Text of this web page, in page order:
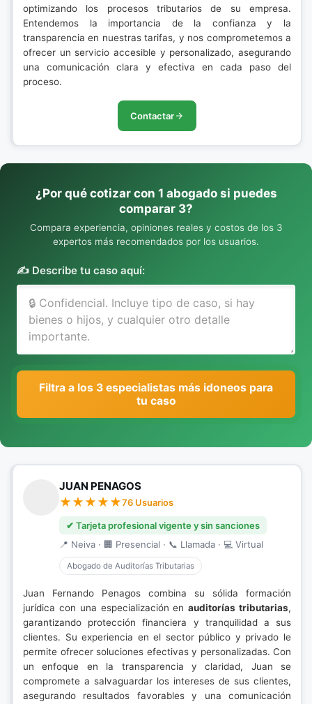
optimizando los procesos tributarios de su empresa.
Entendemos la importancia de la confianza y la
transparencia en nuestras tarifas, y nos comprometemos a
ofrecer un servicio accesible y personalizado, asegurando
una comunicación clara y efectiva en cada paso del
proceso.
Contactar
¿Por qué cotizar con 1 abogado si puedes
comparar 3?
Compara experiencia, opiniones reales y costos de los 3
expertos más recomendados por los usuarios.
✍️ Describe tu caso aquí:
Filtra a los 3 especialistas más idoneos para
tu caso
JUAN PENAGOS
76 Usuarios
✔ Tarjeta profesional vigente y sin sanciones
📍 Neiva · 🏢 Presencial · 📞 Llamada · 💻 Virtual
Abogado de Auditorías Tributarias
Juan Fernando Penagos combina su sólida formación
jurídica con una especialización enauditorías tributarias,
garantizando protección financiera y tranquilidad a sus
clientes. Su experiencia en el sector público y privado le
permite ofrecer soluciones efectivas y personalizadas. Con
un enfoque en la transparencia y claridad, Juan se
compromete a salvaguardar los intereses de sus clientes,
asegurando resultados favorables y una comunicación